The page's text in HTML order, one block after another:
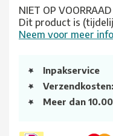
NIET OP VOORRAAD
Dit product is
Neem voor meer
Inpakservice
Meer dan